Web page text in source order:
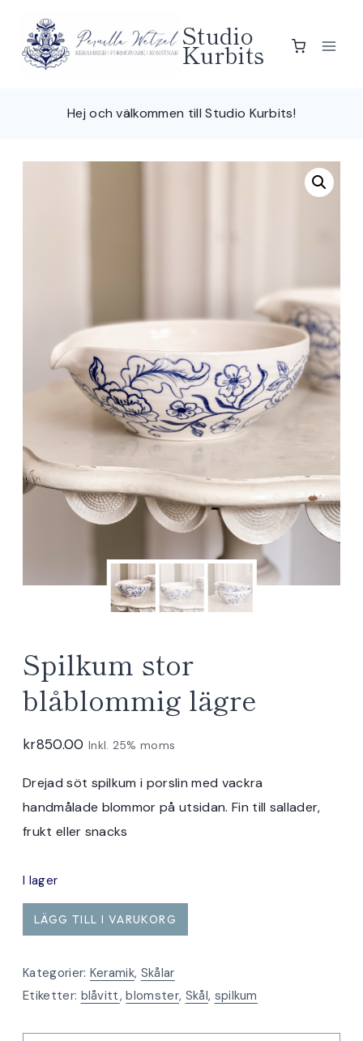
content
Studio
Kurbits
Hej och välkommen till Studio Kurbits!
Spilkum stor
blåblommig lägre
kr850.00 Inkl. 25% moms
Drejad söt spilkum i porslin med vackra
handmålade blommor på utsidan. Fin till sallader,
frukt eller snacks
I lager
Spilkum
stor
lägre
LÄGG TILL I VARUKORG
Kategorier: Keramik, Skålar
Etiketter: blåvitt,blomster, Skål, spilkum